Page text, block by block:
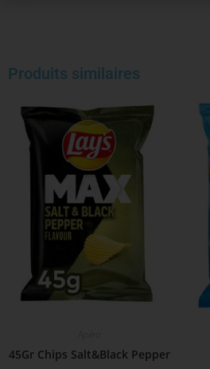
Produits similaires
45Gr Chips Salt&Black Pepper